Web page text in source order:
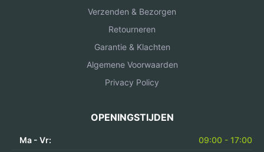
Verzenden & Bezorgen
Retourneren
Garantie & Klachten
Algemene Voorwaarden
Privacy Policy
OPENINGSTIJDEN
Ma - Vr:
09:00 - 17:00